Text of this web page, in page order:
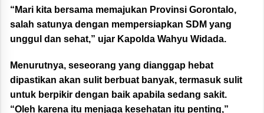
“Mari kita bersama memajukan Provinsi Gorontalo,
salah satunya dengan mempersiapkan SDM yang
unggul dan sehat,” ujar Kapolda Wahyu Widada.
Menurutnya, seseorang yang dianggap hebat
dipastikan akan sulit berbuat banyak, termasuk sulit
untuk berpikir dengan baik apabila sedang sakit.
“Oleh karena itu menjaga kesehatan itu penting,”